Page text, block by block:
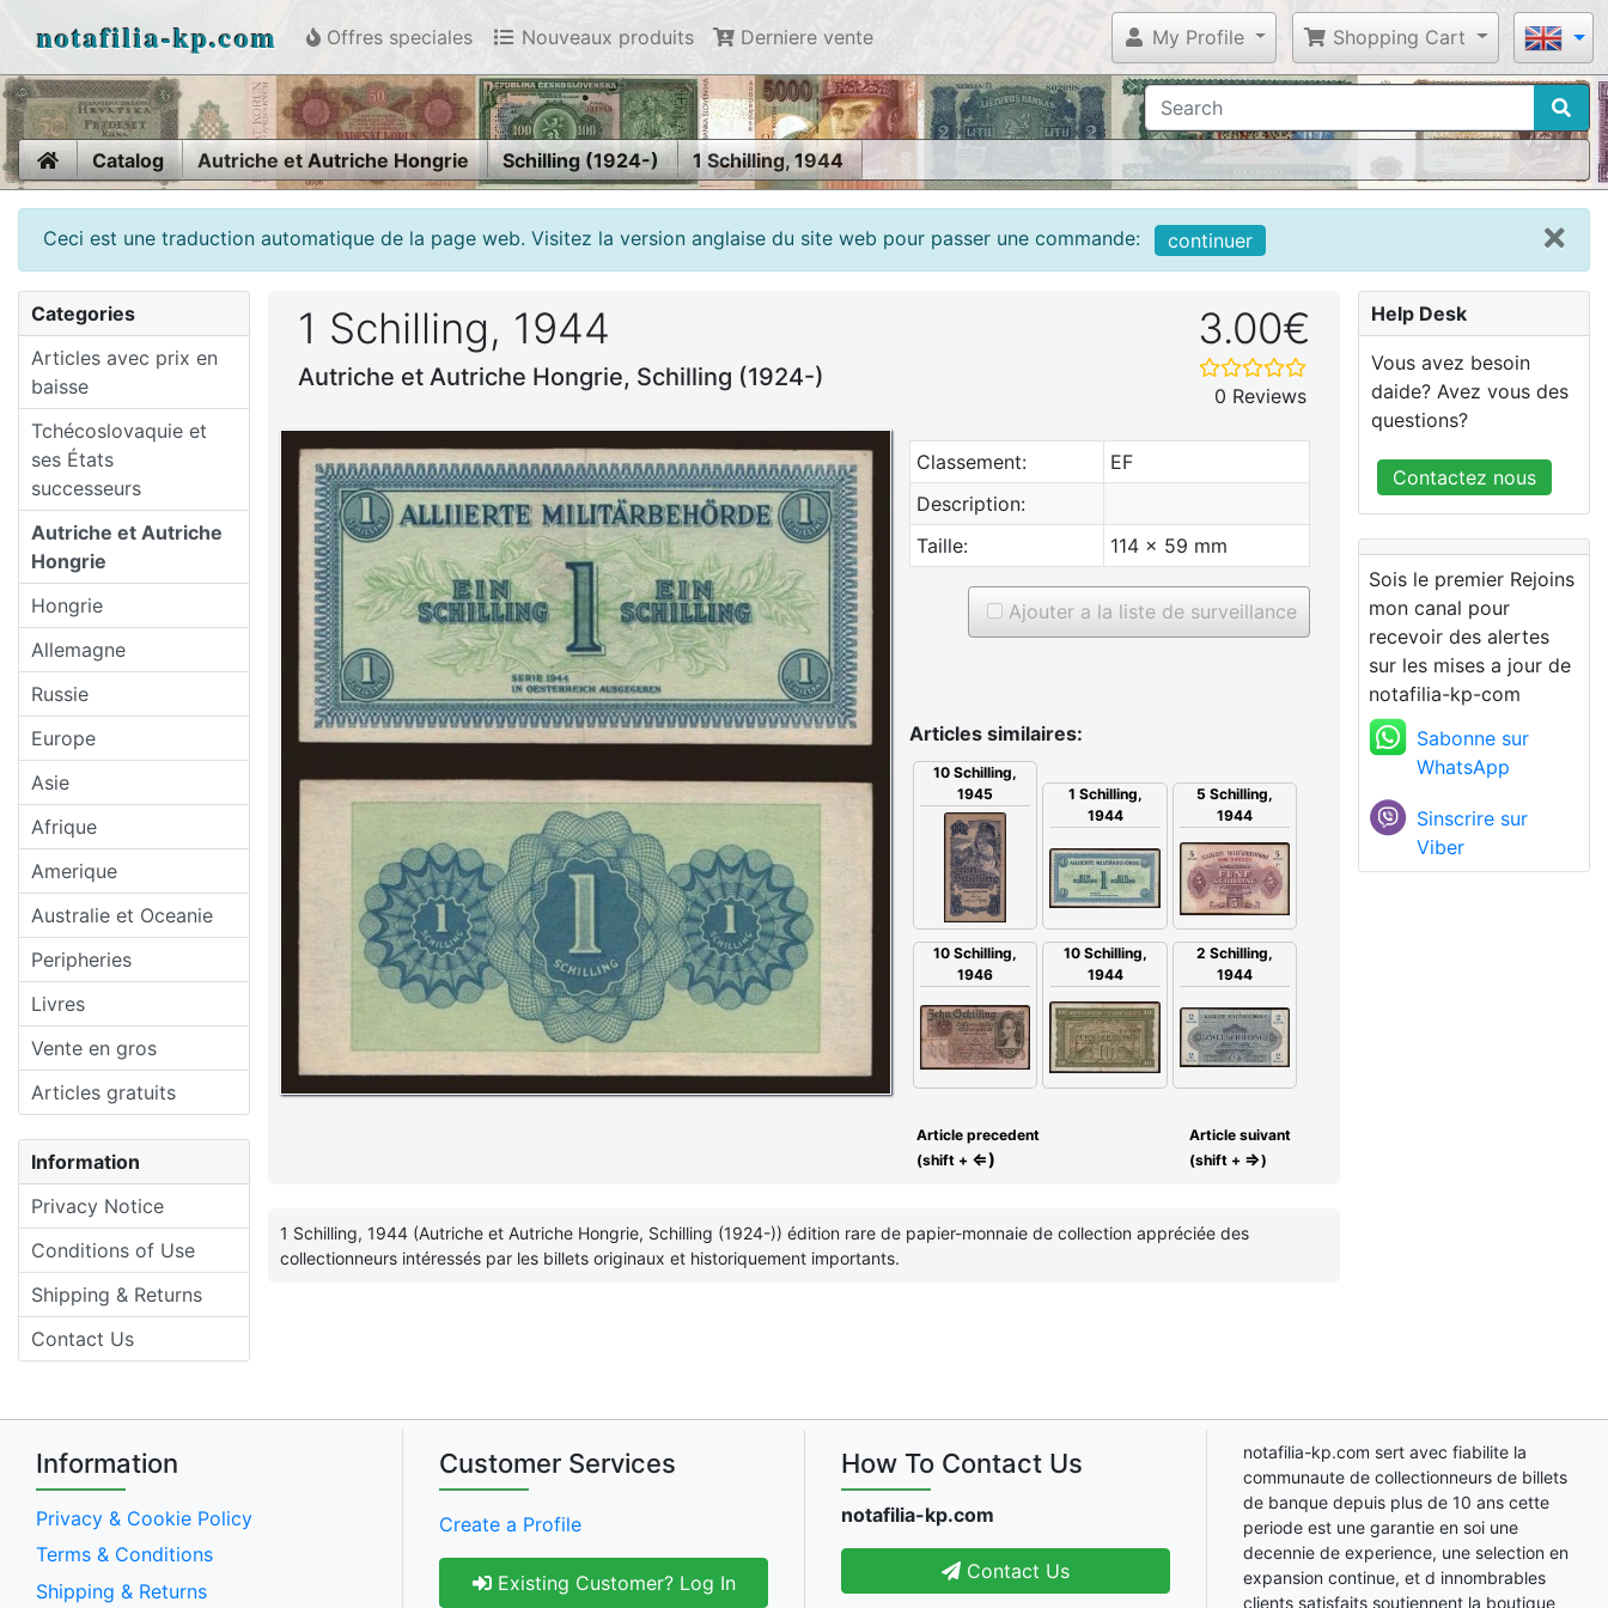
notafilia-kp.com Offres speciales Nouveaux produits Derniere vente My Profile Shopping Cart
HomeCatalog Autriche et Autriche Hongrie Schilling (1924-) 1 Schilling, 1944
Ceci est une traduction automatique de la page web. Visitez la version anglaise du site web pour passer une commande: continuer
Categories
Articles avec prix en
baisse
Tchécoslovaquie et
ses États
successeurs
Autriche et Autriche
Hongrie
Hongrie
Allemagne
Russie
Europe
Asie
Afrique
Amerique
Australie et Oceanie
Peripheries
Livres
Vente en gros
Articles gratuits
Information
Privacy Notice
Conditions of Use
Shipping & Returns
Contact Us
1 Schilling, 1944
Autriche et Autriche Hongrie, Schilling (1924-)
3.00€
0 Reviews
Classement:
EF
Description:
Taille:
114 x 59 mm
Ajouter a la liste de surveillance
Articles similaires:
10 Schilling,
1945
1 Schilling,
1944
5 Schilling,
1944
10 Schilling,
1946
10 Schilling,
1944
2 Schilling,
1944
Article precedent
(shift + ⇐)
Article suivant
(shift + ⇒)
1 Schilling, 1944 (Autriche et Autriche Hongrie, Schilling (1924-)) édition rare de papier-monnaie de collection appréciée des
collectionneurs intéressés par les billets originaux et historiquement importants.
Help Desk
Vous avez besoin
daide? Avez vous des
questions?
Contactez nous
Sois le premier Rejoins
mon canal pour
recevoir des alertes
sur les mises a jour de
notafilia-kp-com
Sabonne sur
WhatsApp
Sinscrire sur
Viber
Information
Privacy & Cookie Policy
Terms & Conditions
Shipping & Returns
Customer Services
Create a Profile
Existing Customer? Log In
How To Contact Us
notafilia-kp.com
Contact Us
notafilia-kp.com sert avec fiabilite la
communaute de collectionneurs de billets
de banque depuis plus de 10 ans cette
periode est une garantie en soi une
decennie de experience, une selection en
expansion continue, et d innombrables
clients satisfaits soutiennent la boutique